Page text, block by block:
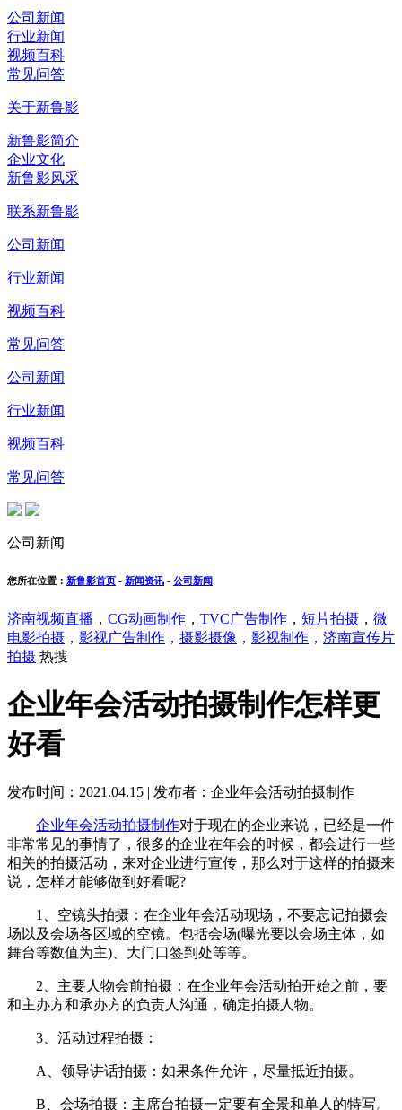
公司新闻
行业新闻
视频百科
常见问答
关于新鲁影
新鲁影简介
企业文化
新鲁影风采
联系新鲁影
公司新闻
行业新闻
视频百科
常见问答
公司新闻
行业新闻
视频百科
常见问答
公司新闻
您所在位置： 新鲁影首页 - 新闻资讯 - 公司新闻
济南视频直播 ， CG动画制作 ， TVC广告制作 ， 短片拍摄 ， 微
电影拍摄 ， 影视广告制作 ， 摄影摄像 ， 影视制作 ， 济南宣传片
拍摄 热搜
企业年会活动拍摄制作怎样更
好看
发布时间：2021.04.15 | 发布者：企业年会活动拍摄制作
企业年会活动拍摄制作对于现在的企业来说，已经是一件
非常常见的事情了，很多的企业在年会的时候，都会进行一些
相关的拍摄活动，来对企业进行宣传，那么对于这样的拍摄来
说，怎样才能够做到好看呢?
1、空镜头拍摄：在企业年会活动现场，不要忘记拍摄会
场以及会场各区域的空镜。包括会场(曝光要以会场主体，如
舞台等数值为主)、大门口签到处等等。
2、主要人物会前拍摄：在企业年会活动拍开始之前，要
和主办方和承办方的负责人沟通，确定拍摄人物。
3、活动过程拍摄：
A、领导讲话拍摄：如果条件允许，尽量抵近拍摄。
B、会场拍摄：主席台拍摄一定要有全景和单人的特写。